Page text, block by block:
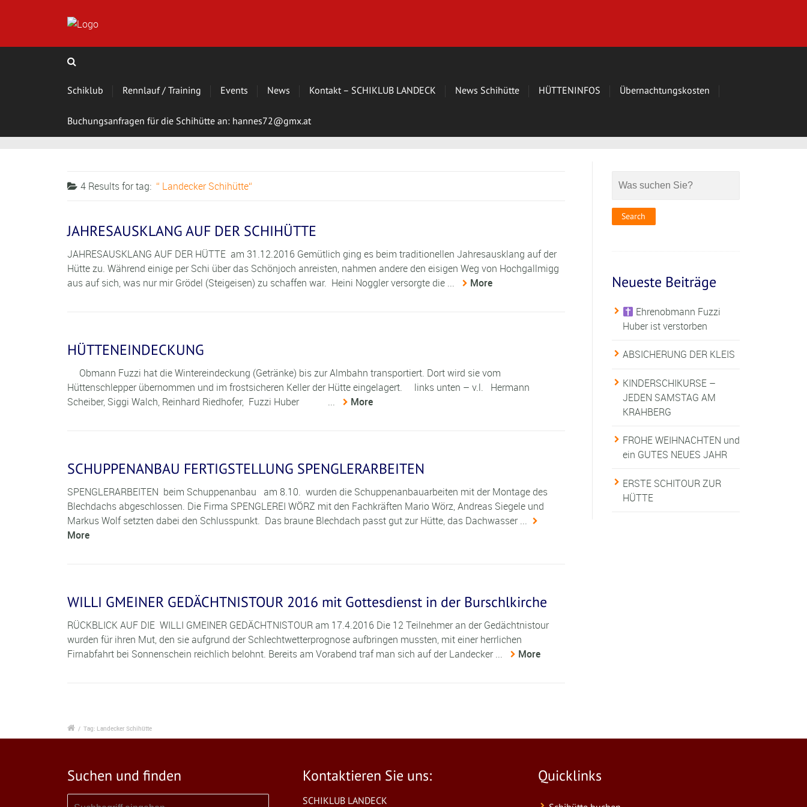
Schiklub Rennlauf / Training Events News Kontakt – SCHIKLUB LANDECK News Schihütte HÜTTENINFOS Übernachtungskosten
Buchungsanfragen für die Schihütte an: hannes72@gmx.at
4 Results fortag: Landecker Schihütte
JAHRESAUSKLANG AUF DER SCHIHÜTTE
JAHRESAUSKLANG AUF DER HÜTTE am 31.12.2016 Gemütlich ging es beim traditionellen Jahresausklang auf der
Hütte zu. Während einige per Schi über das Schönjoch anreisten, nahmen andere den eisigen Weg von Hochgallmigg
aus auf sich, was nur mir Grödel (Steigeisen) zu schaffen war. Heini Noggler versorgte die ...
More
HÜTTENEINDECKUNG
Obmann Fuzzi hat die Wintereindeckung (Getränke) bis zur Almbahn transportiert. Dort wird sie vom
Hüttenschlepper übernommen und im frostsicheren Keller der Hütte eingelagert. links unten – v.l. Hermann
Scheiber, Siggi Walch, Reinhard Riedhofer, Fuzzi Huber ...
More
SCHUPPENANBAU FERTIGSTELLUNG SPENGLERARBEITEN
SPENGLERARBEITEN beim Schuppenanbau am 8.10. wurden die Schuppenanbauarbeiten mit der Montage des
Blechdachs abgeschlossen. Die Firma SPENGLEREI WÖRZ mit den Fachkräften Mario Wörz, Andreas Siegele und
Markus Wolf setzten dabei den Schlusspunkt. Das braune Blechdach passt gut zur Hütte, das Dachwasser ...
More
WILLI GMEINER GEDÄCHTNISTOUR 2016 mit Gottesdienst in der Burschlkirche
RÜCKBLICK AUF DIE WILLI GMEINER GEDÄCHTNISTOUR am 17.4.2016 Die 12 Teilnehmer an der Gedächtnistour
wurden für ihren Mut, den sie aufgrund der Schlechtwetterprognose aufbringen mussten, mit einer herrlichen
Firnabfahrt bei Sonnenschein reichlich belohnt. Bereits am Vorabend traf man sich auf der Landecker ...
More
Neueste Beiträge
Ehrenobmann Fuzzi
Huber ist verstorben
ABSICHERUNG DER KLEIS
KINDERSCHIKURSE –
JEDEN SAMSTAG AM
KRAHBERG
FROHE WEIHNACHTEN und
ein GUTES NEUES JAHR
ERSTE SCHITOUR ZUR
HÜTTE
/ Tag: Landecker Schihütte
Suchen und finden Kontaktieren Sie uns:
SCHIKLUB LANDECK
Quicklinks